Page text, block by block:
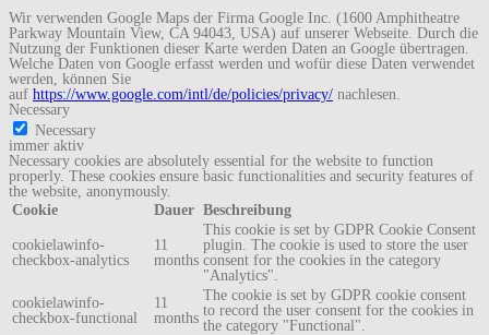
Wir verwenden Google Maps der Firma Google Inc. (1600 Amphitheatre
Parkway Mountain View, CA 94043, USA) auf unserer Webseite. Durch die
Nutzung der Funktionen dieser Karte werden Daten an Google übertragen.
Welche Daten von Google erfasst werden und wofür diese Daten verwendet
werden, können Sie
auf https://www.google.com/intl/de/policies/privacy/ nachlesen.
Necessary
Necessary
immer aktiv
Necessary cookies are absolutely essential for the website to function
properly. These cookies ensure basic functionalities and security features of
the website, anonymously.
Cookie
Dauer Beschreibung
cookielawinfo-
checkbox-analytics
11
months
This cookie is set by GDPR Cookie Consent
plugin. The cookie is used to store the user
consent for the cookies in the category
"Analytics".
cookielawinfo-
checkbox-functional
11
months
The cookie is set by GDPR cookie consent
to record the user consent for the cookies in
the category "Functional".